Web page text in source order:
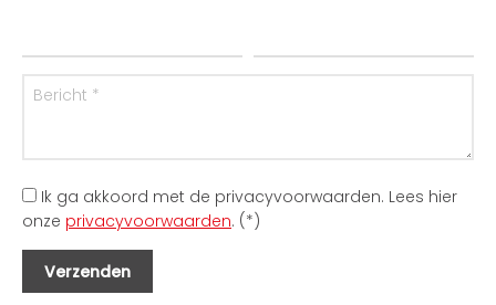
Ik ga akkoord met de privacyvoorwaarden. Lees hier
onze privacyvoorwaarden. (*)